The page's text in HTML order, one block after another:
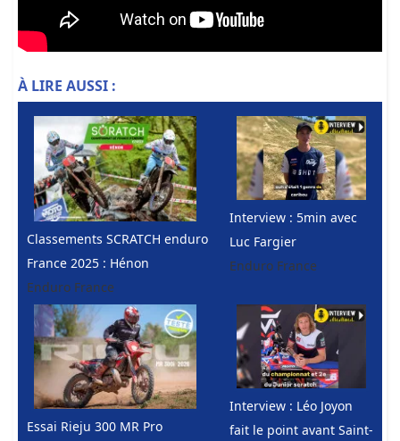
À LIRE AUSSI :
Classements SCRATCH enduro
France 2025 : Hénon
Enduro France
Essai Rieju 300 MR Pro
Interview : 5min avec
Luc Fargier
Enduro France
Interview : Léo Joyon
fait le point avant Saint-